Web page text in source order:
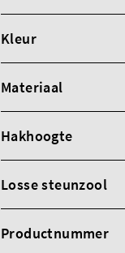
Kleur
Materiaal
Hakhoogte
Losse steunzool
Productnummer